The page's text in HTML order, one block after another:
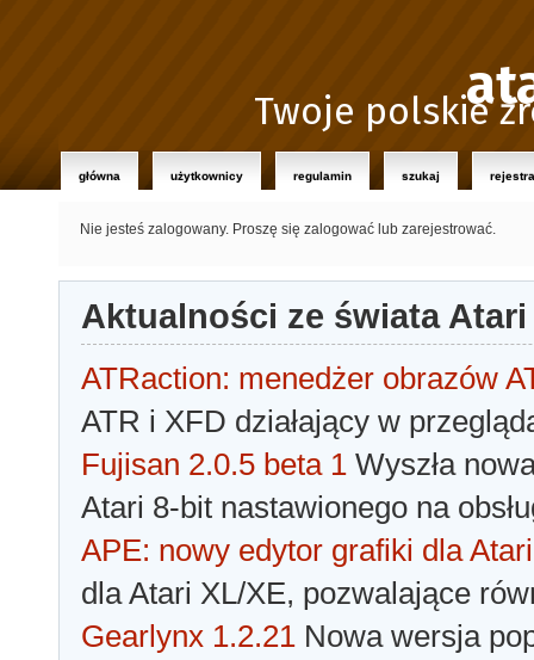
Twoje polskie
główna użytkownicy regulamin szukaj
Nie jesteś zalogowany. Proszę się zalogować lub zarejestrować.
Aktualności ze świata Atari
ATRaction: menedżer obrazów
ATR i XFD działający w
Fujisan 2.0.5 beta 1 Wyszła
Atari 8-bit nastawionego na
APE: nowy edytor grafiki dla Atari
dla Atari XL/XE, pozwalające
Gearlynx 1.2.21 Nowa wersja